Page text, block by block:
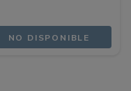
NO DISPONIBLE